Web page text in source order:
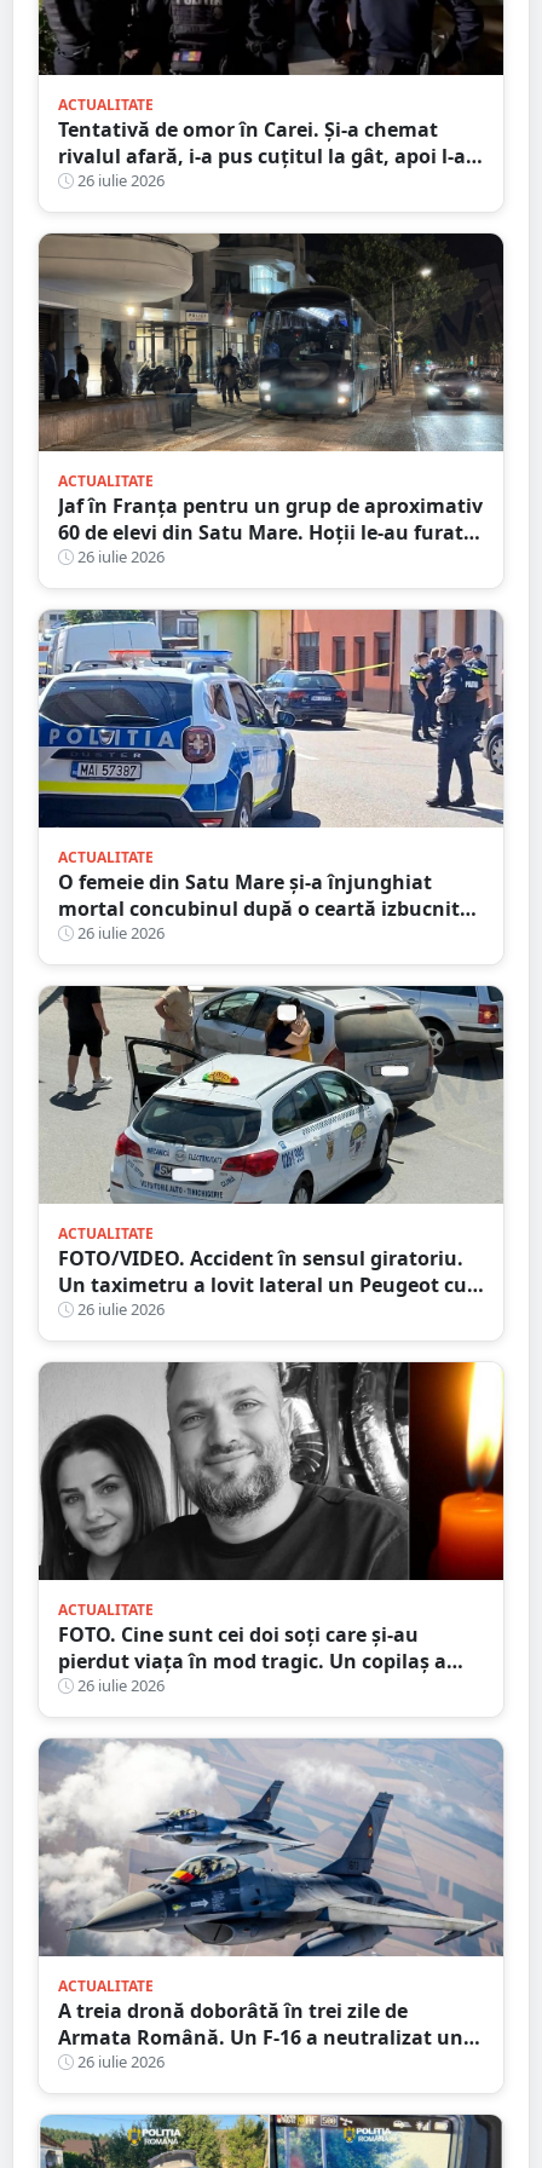
ACTUALITATE
Tentativă de omor în Carei. Și-a chemat
rivalul afară, i-a pus cuțitul la gât, apoi l-a
înjunghiat în abdomen
26 iulie 2026
ACTUALITATE
Jaf în Franța pentru un grup de aproximativ
60 de elevi din Satu Mare. Hoții le-au furat
bagajele, actele și banii după ce autocarul a
fost lăsat nesupravegheat
26 iulie 2026
ACTUALITATE
O femeie din Satu Mare și-a înjunghiat
mortal concubinul după o ceartă izbucnită
pe fondul geloziei și al alcoolului
26 iulie 2026
ACTUALITATE
FOTO/VIDEO. Accident în sensul giratoriu.
Un taximetru a lovit lateral un Peugeot cu
numere străine. Eternele parlamentări în
mijlocul intersecției
26 iulie 2026
ACTUALITATE
FOTO. Cine sunt cei doi soți care și-au
pierdut viața în mod tragic. Un copilaș a
rămas orfan. Au căzut de pe motocicletă, în
județul vecin
26 iulie 2026
ACTUALITATE
A treia dronă doborâtă în trei zile de
Armata Română. Un F-16 a neutralizat un
aparat fără pilot deasupra Mării Negre
26 iulie 2026